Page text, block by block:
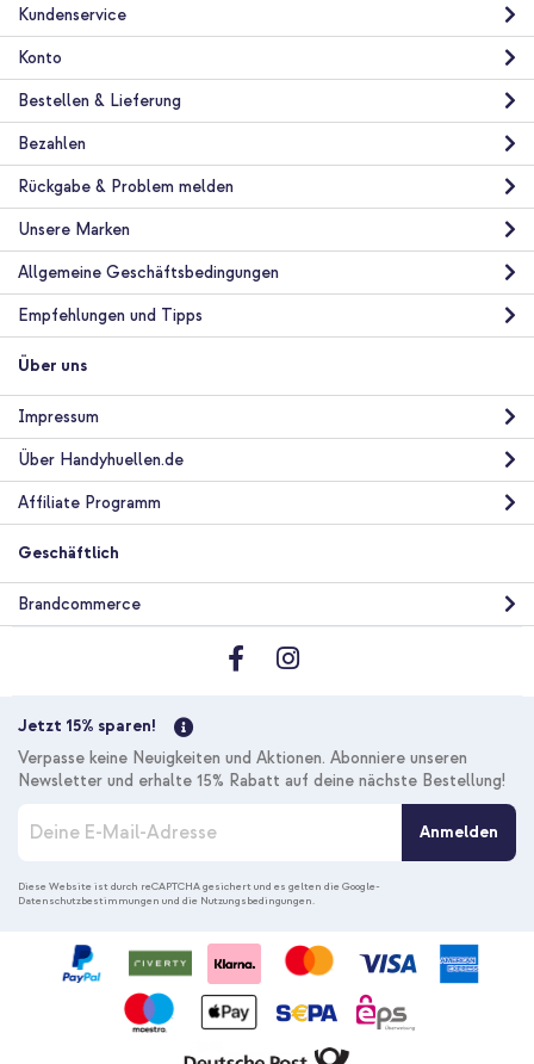
Kundenservice
Konto
Bestellen & Lieferung
Bezahlen
Rückgabe & Problem melden
Unsere Marken
Allgemeine Geschäftsbedingungen
Empfehlungen und Tipps
Über uns
Impressum
Über Handyhuellen.de
Affiliate Programm
Geschäftlich
Brandcommerce
Jetzt 15% sparen!
Verpasse keine Neuigkeiten und Aktionen. Abonniere unseren
Newsletter und erhalte 15% Rabatt auf deine nächste Bestellung!
d
e
Anmelden
Diese Website ist durch reCAPTCHA gesichert und es gelten dieGoogle-
Datenschutzbestimmungen und die Nutzungsbedingungen.